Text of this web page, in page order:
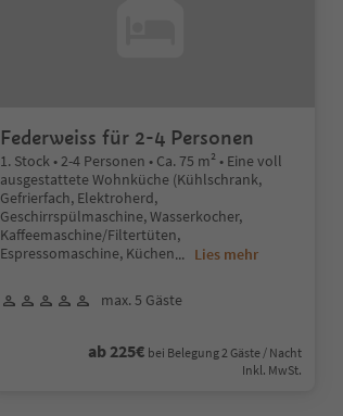
Federweiss für 2-4 Personen
1. Stock • 2-4 Personen • Ca. 75 m² • Eine voll
ausgestattete Wohnküche (Kühlschrank,
Gefrierfach, Elektroherd,
Geschirrspülmaschine, Wasserkocher,
Kaffeemaschine/Filtertüten,
Espressomaschine, Küchen... Lies mehr
max. 5 Gäste
ab 225€ bei Belegung 2 Gäste / Nacht
Inkl. MwSt.